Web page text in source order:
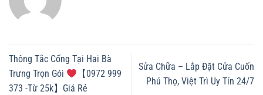
Thông Tắc Cống Tại Hai Bà
Trưng Trọn Gói
【0972 999
373 -Từ 25k】Giá Rẻ
Sửa Chữa – Lắp Đặt Cửa Cuốn
Phú Thọ, Việt Trì Uy Tín 24/7